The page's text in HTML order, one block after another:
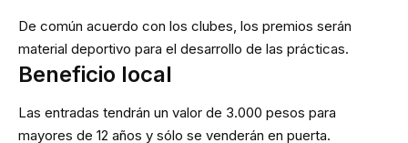
De común acuerdo con los clubes, los premios serán
material deportivo para el desarrollo de las prácticas.
Beneficio local
Las entradas tendrán un valor de 3.000 pesos para
mayores de 12 años y sólo se venderán en puerta.